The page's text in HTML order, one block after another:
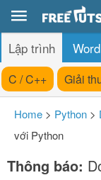
Lập trình
C / C++ Giải
Home > Python >
với Python
Thông báo: